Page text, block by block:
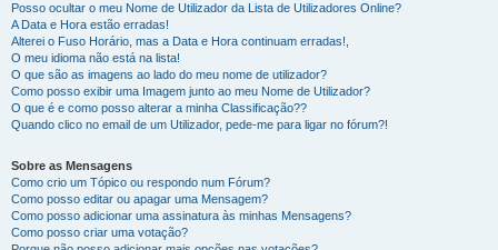
Posso ocultar o meu Nome de Utilizador da Lista de Utilizadores Online?
A Data e Hora estão erradas!
Alterei o Fuso Horário, mas a Data e Hora continuam erradas!,
O meu idioma não está na lista!
O que são as imagens ao lado do meu nome de utilizador?
Como posso exibir uma Imagem junto ao meu Nome de Utilizador?
O que é e como posso alterar a minha Classificação??
Quando clico no email de um Utilizador, pede-me para ligar no fórum?!
Sobre as Mensagens
Como crio um Tópico ou respondo num Fórum?
Como posso editar ou apagar uma Mensagem?
Como posso adicionar uma assinatura às minhas Mensagens?
Como posso criar uma votação?